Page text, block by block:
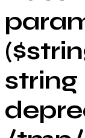
string